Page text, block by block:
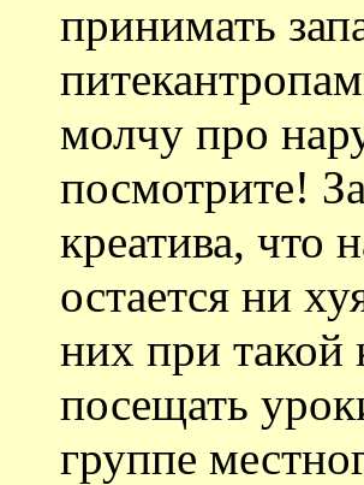
принимать
молчу про
посмотрите!
креатива,
остается ни
них при такой
посещать
группе